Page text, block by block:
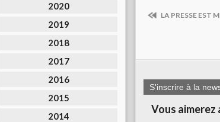
2020
2019
2018
2017
2016
2015
2014
LA PRESSE EST
S'inscrire à la
Vous aimerez